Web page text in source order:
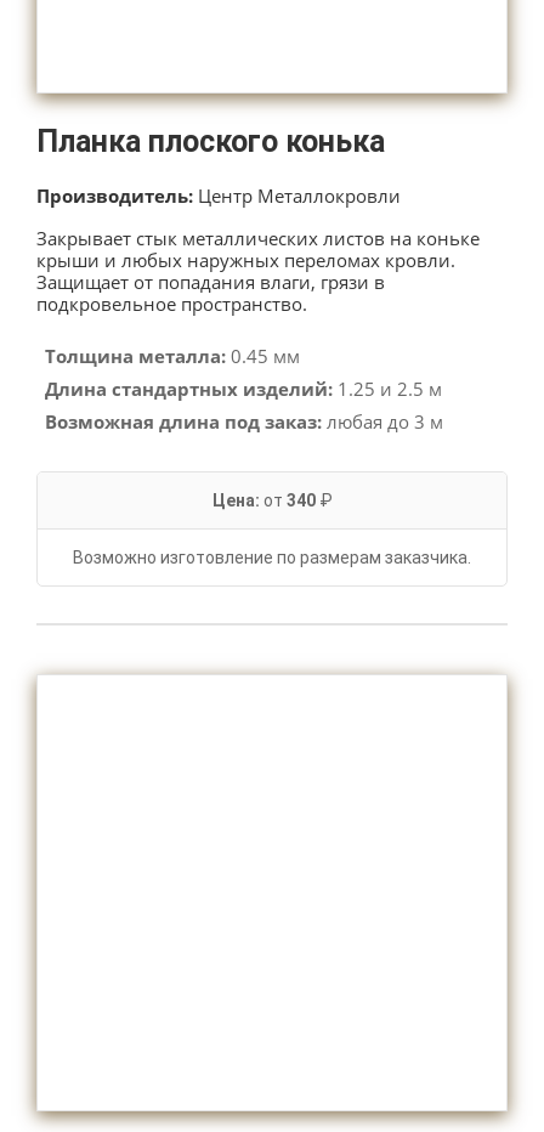
Планка плоского конька
Производитель: Центр Металлокровли
Закрывает стык металлических листов на коньке
крыши и любых наружных переломах кровли.
Защищает от попадания влаги, грязи в
подкровельное пространство.
Толщина металла: 0.45 мм
Длина стандартных изделий: 1.25 и 2.5 м
Возможная длина под заказ: любая до 3 м
Цена: от 340₽
Возможно изготовление по размерам заказчика.